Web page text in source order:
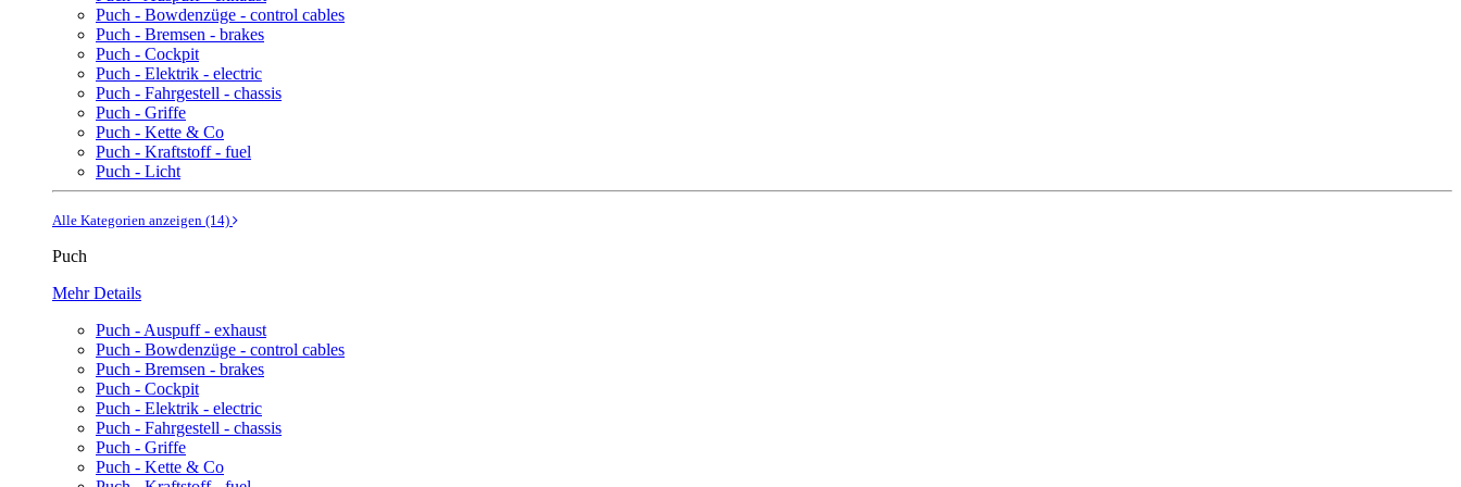
Puch - Bowdenzüge - control cables
Puch - Bremsen - brakes
Puch - Cockpit
Puch - Elektrik - electric
Puch - Fahrgestell - chassis
Puch - Griffe
Puch - Kette & Co
Puch - Kraftstoff - fuel
Puch - Licht
Alle Kategorien anzeigen (14)
Puch
Mehr Details
Puch - Auspuff - exhaust
Puch - Bowdenzüge - control cables
Puch - Bremsen - brakes
Puch - Cockpit
Puch - Elektrik - electric
Puch - Fahrgestell - chassis
Puch - Griffe
Puch - Kette & Co